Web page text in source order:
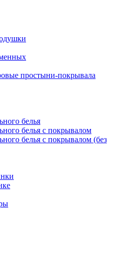
простыни-покрывала
белья
белья с покрывалом
белья с покрывалом (без